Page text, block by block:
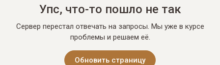
Упс, что-то пошло не так
Сервер перестал отвечать на запросы. Мы уже в курсе
проблемы и решаем её.
Обновить страницу